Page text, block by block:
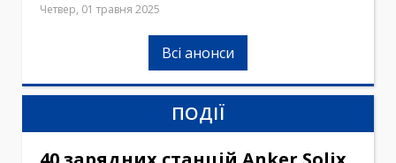
Четвер, 01 травня 2025
Всі анонси
ПОДІЇ